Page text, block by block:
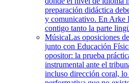
preparación didáctica
y comunicativo. En Arke
contigo tanto la parte
MúsicaLas oposiciones
junto con Educación
opositor: la prueba
instrumental ante el
incluso dirección coral, lo